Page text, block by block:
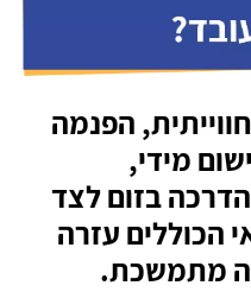
הפנמה
מידי,
בזום לצד
הכוללים עזרה
מתמשכת.